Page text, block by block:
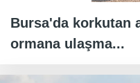
Bursa'da korkutan
ormana ulaşma...